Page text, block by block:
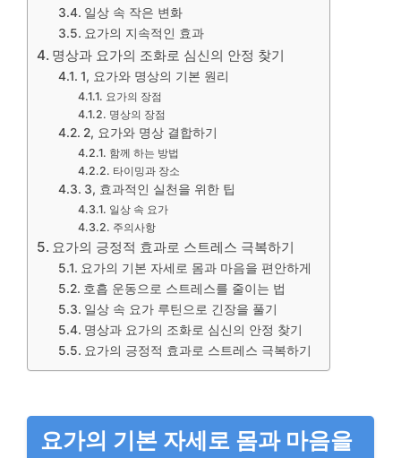
일상 속 작은 변화
요가의 지속적인 효과
명상과 요가의 조화로 심신의 안정 찾기
1, 요가와 명상의 기본 원리
요가의 장점
명상의 장점
2, 요가와 명상 결합하기
함께 하는 방법
타이밍과 장소
3, 효과적인 실천을 위한 팁
일상 속 요가
주의사항
요가의 긍정적 효과로 스트레스 극복하기
요가의 기본 자세로 몸과 마음을 편안하게
호흡 운동으로 스트레스를 줄이는 법
일상 속 요가 루틴으로 긴장을 풀기
명상과 요가의 조화로 심신의 안정 찾기
요가의 긍정적 효과로 스트레스 극복하기
요가의 기본 자세로 몸과 마음을